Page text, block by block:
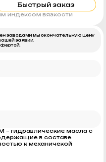
Быстрый заказ
индексом вязкости
заводами мы окончательную цену
заявки.
– гидравлические масла c
в составе
к механичекой